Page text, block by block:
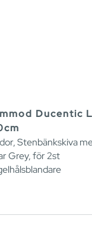
Ducentic
Stenbänkskiva
Grey, för 2st